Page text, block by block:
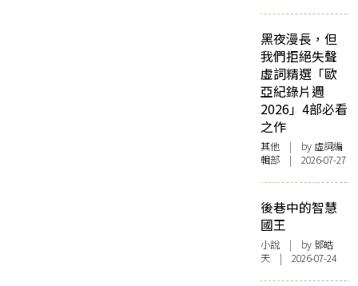
黑夜漫長，但
我們拒絕失聲
虛詞精選「歐
亞紀錄片週
2026」4部必看
之作
其他 | by 虛詞編
輯部 | 2026-07-27
後巷中的智慧
國王
小說 | by 鄧皓
天 | 2026-07-24